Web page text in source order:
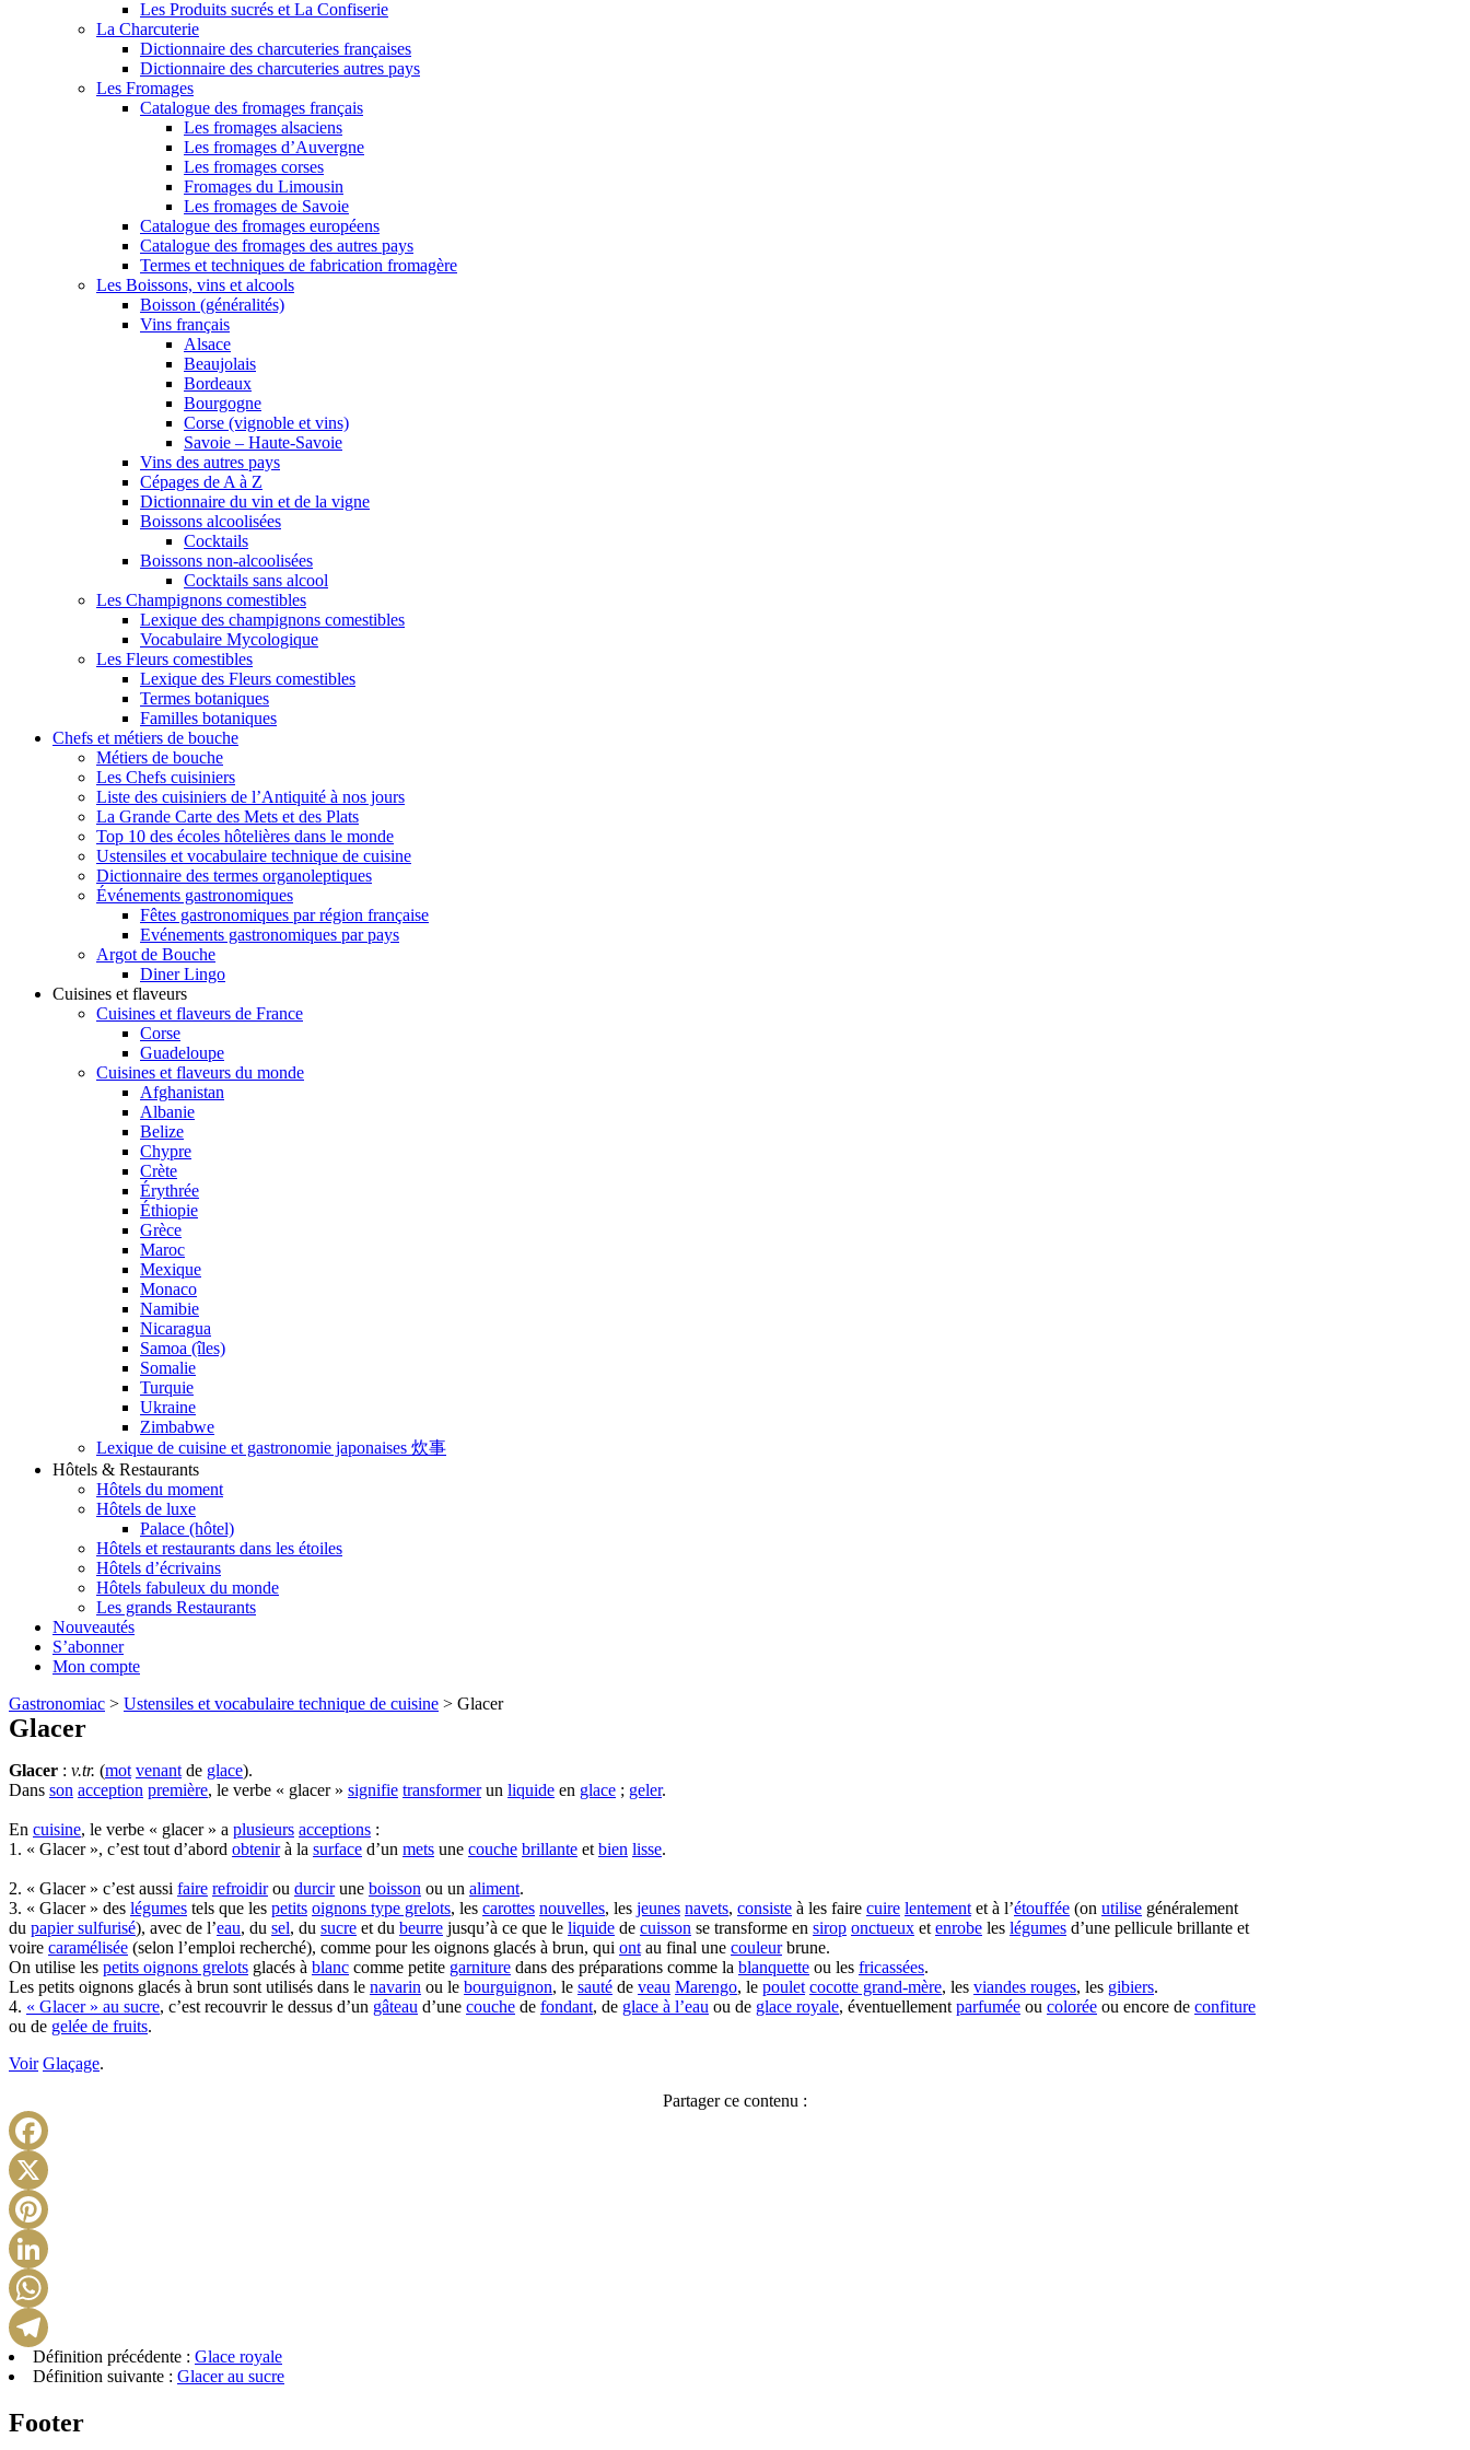
Les Produits sucrés et La Confiserie
La Charcuterie
Dictionnaire des charcuteries françaises
Dictionnaire des charcuteries autres pays
Les Fromages
Catalogue des fromages français
Les fromages alsaciens
Les fromages d’Auvergne
Les fromages corses
Fromages du Limousin
Les fromages de Savoie
Catalogue des fromages européens
Catalogue des fromages des autres pays
Termes et techniques de fabrication fromagère
Les Boissons, vins et alcools
Boisson (généralités)
Vins français
Alsace
Beaujolais
Bordeaux
Bourgogne
Corse (vignoble et vins)
Savoie – Haute-Savoie
Vins des autres pays
Cépages de A à Z
Dictionnaire du vin et de la vigne
Boissons alcoolisées
Cocktails
Boissons non-alcoolisées
Cocktails sans alcool
Les Champignons comestibles
Lexique des champignons comestibles
Vocabulaire Mycologique
Les Fleurs comestibles
Lexique des Fleurs comestibles
Termes botaniques
Familles botaniques
Chefs et métiers de bouche
Métiers de bouche
Les Chefs cuisiniers
Liste des cuisiniers de l’Antiquité à nos jours
La Grande Carte des Mets et des Plats
Top 10 des écoles hôtelières dans le monde
Ustensiles et vocabulaire technique de cuisine
Dictionnaire des termes organoleptiques
Événements gastronomiques
Fêtes gastronomiques par région française
Evénements gastronomiques par pays
Argot de Bouche
Diner Lingo
Cuisines et flaveurs
Cuisines et flaveurs de France
Corse
Guadeloupe
Cuisines et flaveurs du monde
Afghanistan
Albanie
Belize
Chypre
Crète
Érythrée
Éthiopie
Grèce
Maroc
Mexique
Monaco
Namibie
Nicaragua
Samoa (îles)
Somalie
Turquie
Ukraine
Zimbabwe
Lexique de cuisine et gastronomie japonaises 炊事
Hôtels & Restaurants
Hôtels du moment
Hôtels de luxe
Palace (hôtel)
Hôtels et restaurants dans les étoiles
Hôtels d’écrivains
Hôtels fabuleux du monde
Les grands Restaurants
Nouveautés
S’abonner
Mon compte
Gastronomiac > Ustensiles et vocabulaire technique de cuisine > Glacer
Glacer
Glacer : v.tr. (mot venant de glace).
Dans son acception première, le verbe « glacer » signifie transformerun liquide en glace ; geler.
En cuisine, le verbe « glacer » a plusieurs acceptions :
1. « Glacer », c’est tout d’abord obtenirà la surface d’un mets une couche brillante et bien lisse.
2. « Glacer » c’est aussi faire refroidirou durcirune boisson ou un aliment.
3. « Glacer » des légumes tels que les petits oignons type grelots, les carottes nouvelles, les jeunes navets, consiste à les faire cuire lentement et à l’étouffée (on utilise généralement
du papier sulfurisé), avec de l’eau, du sel, du sucre et du beurre jusqu’à ce que le liquide de cuisson se transforme en sirop onctueux et enrobe les légumes d’une pellicule brillante et
voire caramélisée (selon l’emploi recherché), comme pour les oignons glacés à brun, qui ont au final une couleurbrune.
On utilise les petits oignons grelots glacés à blanc comme petite garniture dans des préparations comme la blanquette ou les fricassées.
Les petits oignons glacés à brun sont utilisés dans le navarin ou le bourguignon, le sauté de veau Marengo, le poulet cocotte grand-mère, les viandes rouges, les gibiers.
4. « Glacer » au sucre, c’est recouvrir le dessus d’un gâteau d’une couche de fondant, de glace à l’eau ou de glace royale, éventuellement parfumée ou colorée ou encore de confiture
ou de gelée de fruits.
Voir Glaçage.
Partager ce contenu :
Définition précédente : Glace royale
Définition suivante : Glacer au sucre
Footer